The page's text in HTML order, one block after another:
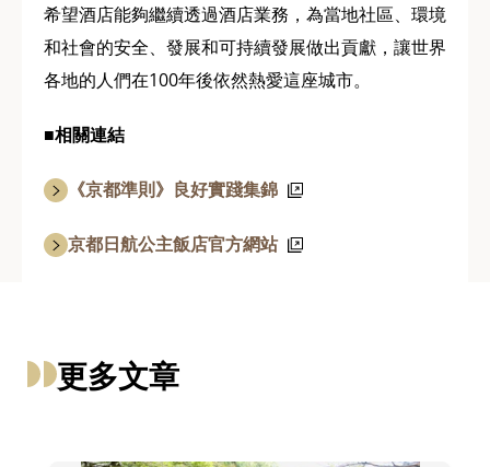
希望酒店能夠繼續透過酒店業務，為當地社區、環境
和社會的安全、發展和可持續發展做出貢獻，讓世界
各地的人們在100年後依然熱愛這座城市。
■相關連結
《京都準則》良好實踐集錦
京都日航公主飯店官方網站
更多文章